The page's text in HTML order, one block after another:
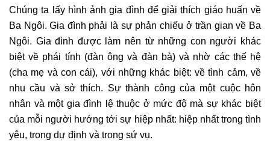
Chúng ta lấy hình ảnh gia đình để giải thích giáo huấn về
Ba Ngôi. Gia đình phải là sự phản chiếu ở trần gian về Ba
Ngôi. Gia đình được làm nên từ những con người khác
biệt về phái tính (đàn ông và đàn bà) và nhờ các thế hệ
(cha mẹ và con cái), với những khác biệt: về tình cảm, về
nhu cầu và sở thích. Sự thành công của một cuộc hôn
nhân và một gia đình lệ thuộc ở mức độ mà sự khác biệt
của mỗi người hướng tới sự hiệp nhất: hiệp nhất trong tình
yêu, trong dự định và trong sứ vụ.